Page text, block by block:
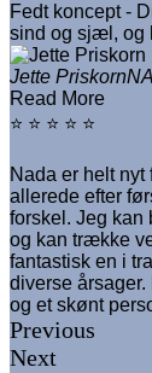
Fedt koncept -
sind og sjæl, og
Jette Priskorn
Read More
⭐ ⭐ ⭐ ⭐ ⭐
Nada er helt nyt
allerede efter
forskel. Jeg kan
og kan trække
fantastisk en i
diverse
og et skønt
Previous
Next